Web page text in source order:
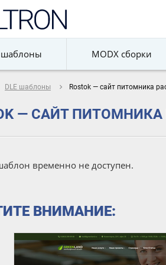
шаблоны MODX сборки
DLE шаблоны navigate_next Rostok — сайт питомника
— САЙТ ПИТОМНИКА
временно не доступен.
ВНИМАНИЕ: